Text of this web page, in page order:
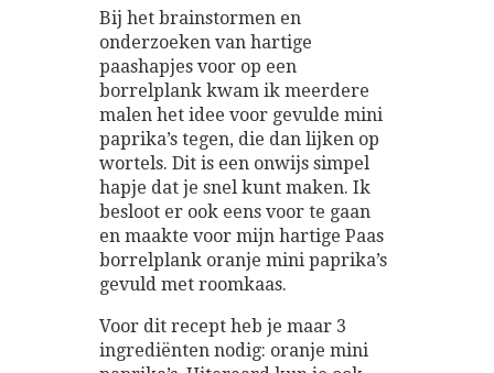
Bij het brainstormen en
onderzoeken van hartige
paashapjes voor op een
borrelplank kwam ik meerdere
malen het idee voor gevulde mini
paprika’s tegen, die dan lijken op
wortels. Dit is een onwijs simpel
hapje dat je snel kunt maken. Ik
besloot er ook eens voor te gaan
en maakte voor mijn hartige Paas
borrelplank oranje mini paprika’s
gevuld met roomkaas.
Voor dit recept heb je maar 3
ingrediënten nodig: oranje mini